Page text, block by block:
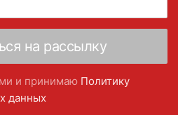
и принимаю Политику
данных